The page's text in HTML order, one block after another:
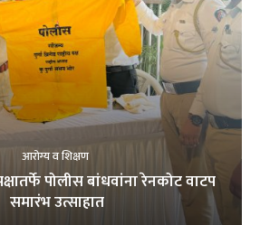
आरोग्य व शिक्षण
पक्षातर्फे पोलीस बांधवांना रेनकोट वाटप
समारंभ उत्साहात